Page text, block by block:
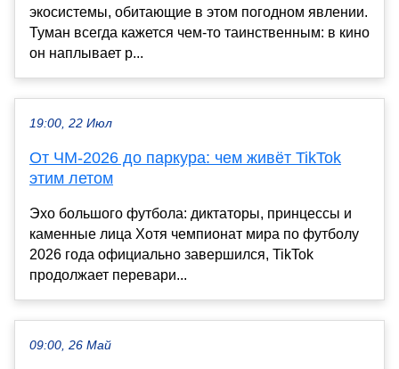
экосистемы, обитающие в этом погодном явлении.
Туман всегда кажется чем-то таинственным: в кино
он наплывает р...
19:00, 22 Июл
От ЧМ-2026 до паркура: чем живёт TikTok
этим летом
Эхо большого футбола: диктаторы, принцессы и
каменные лица Хотя чемпионат мира по футболу
2026 года официально завершился, TikTok
продолжает перевари...
09:00, 26 Май